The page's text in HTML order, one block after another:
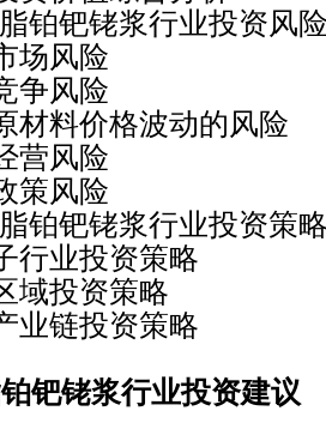
钯铑浆行业投资风
风险
风险
价格波动的风险
风险
风险
钯铑浆行业投资策
投资策略
资策略
投资策略
钯铑浆行业投资建议